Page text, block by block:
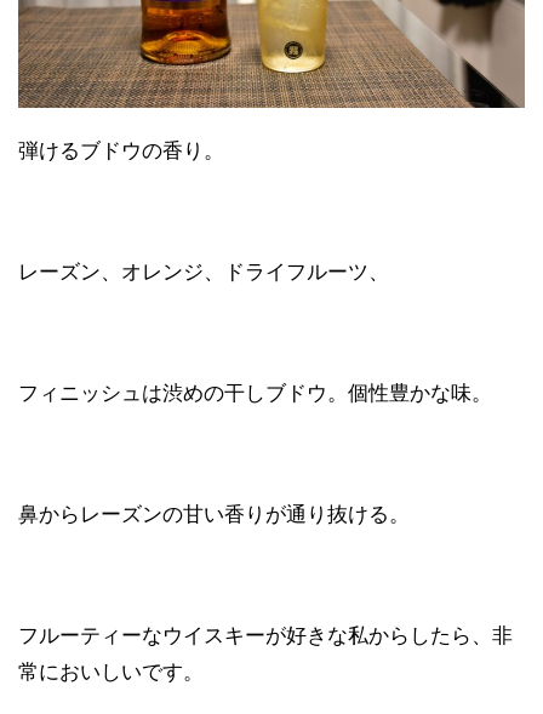
弾けるブドウの香り。
レーズン、オレンジ、ドライフルーツ、
フィニッシュは渋めの干しブドウ。個性豊かな味。
鼻からレーズンの甘い香りが通り抜ける。
フルーティーなウイスキーが好きな私からしたら、非
常においしいです。